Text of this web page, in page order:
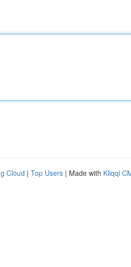
Cloud | Top Users | Made with Kliqqi